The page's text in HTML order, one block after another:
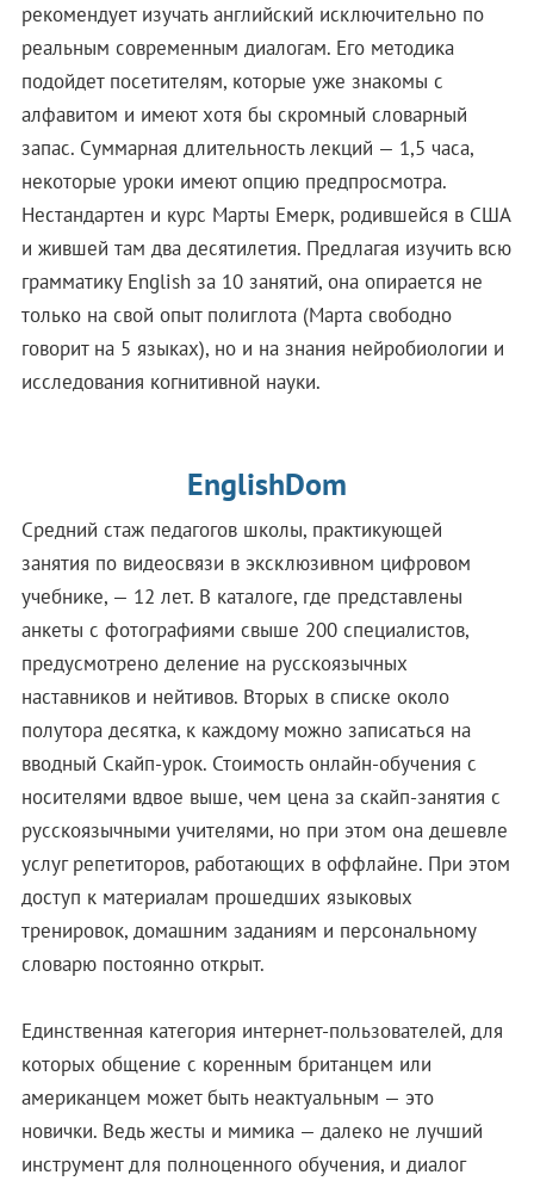
рекомендует изучать английский исключительно по
реальным современным диалогам. Его методика
подойдет посетителям, которые уже знакомы с
алфавитом и имеют хотя бы скромный словарный
запас. Суммарная длительность лекций — 1,5 часа,
некоторые уроки имеют опцию предпросмотра.
Нестандартен и курс Марты Емерк, родившейся в США
и жившей там два десятилетия. Предлагая изучить всю
грамматику English за 10 занятий, она опирается не
только на свой опыт полиглота (Марта свободно
говорит на 5 языках), но и на знания нейробиологии и
исследования когнитивной науки.
EnglishDom
Средний стаж педагогов школы, практикующей
занятия по видеосвязи в эксклюзивном цифровом
учебнике, — 12 лет. В каталоге, где представлены
анкеты с фотографиями свыше 200 специалистов,
предусмотрено деление на русскоязычных
наставников и нейтивов. Вторых в списке около
полутора десятка, к каждому можно записаться на
вводный Скайп-урок. Стоимость онлайн-обучения с
носителями вдвое выше, чем цена за скайп-занятия с
русскоязычными учителями, но при этом она дешевле
услуг репетиторов, работающих в оффлайне. При этом
доступ к материалам прошедших языковых
тренировок, домашним заданиям и персональному
словарю постоянно открыт.
Единственная категория интернет-пользователей, для
которых общение с коренным британцем или
американцем может быть неактуальным — это
новички. Ведь жесты и мимика — далеко не лучший
инструмент для полноценного обучения, и диалог